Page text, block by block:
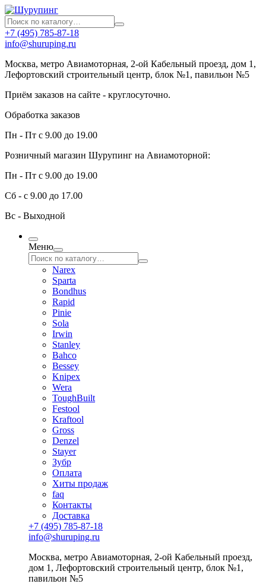
+7 (495) 785-87-18
info@shuruping.ru
Москва, метро Авиамоторная, 2-ой Кабельный проезд, дом 1,
Лефортовский строительный центр, блок №1, павильон №5
Приём заказов на сайте - круглосуточно.
Обработка заказов
Пн - Пт с 9.00 до 19.00
Розничный магазин Шурупинг на Авиамоторной:
Пн - Пт с 9.00 до 19.00
Сб - с 9.00 до 17.00
Вс - Выходной
Меню
Narex
Sparta
Bondhus
Rapid
Pinie
Sola
Irwin
Stanley
Bahco
Bessey
Knipex
Wera
ToughBuilt
Festool
Kraftool
Gross
Denzel
Stayer
Зубр
Оплата
Хиты продаж
faq
Контакты
Доставка
+7 (495) 785-87-18
info@shuruping.ru
Москва, метро Авиамоторная, 2-ой Кабельный проезд,
дом 1, Лефортовский строительный центр, блок №1,
павильон №5